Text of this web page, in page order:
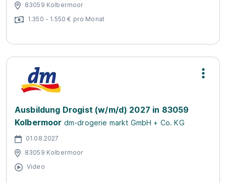
83059 Kolbermoor
1.350 - 1.550 € pro Monat
Ausbildung Drogist (w/m/d) 2027 in 83059
Kolbermoor dm-drogerie markt GmbH + Co. KG
01.08.2027
83059 Kolbermoor
Video